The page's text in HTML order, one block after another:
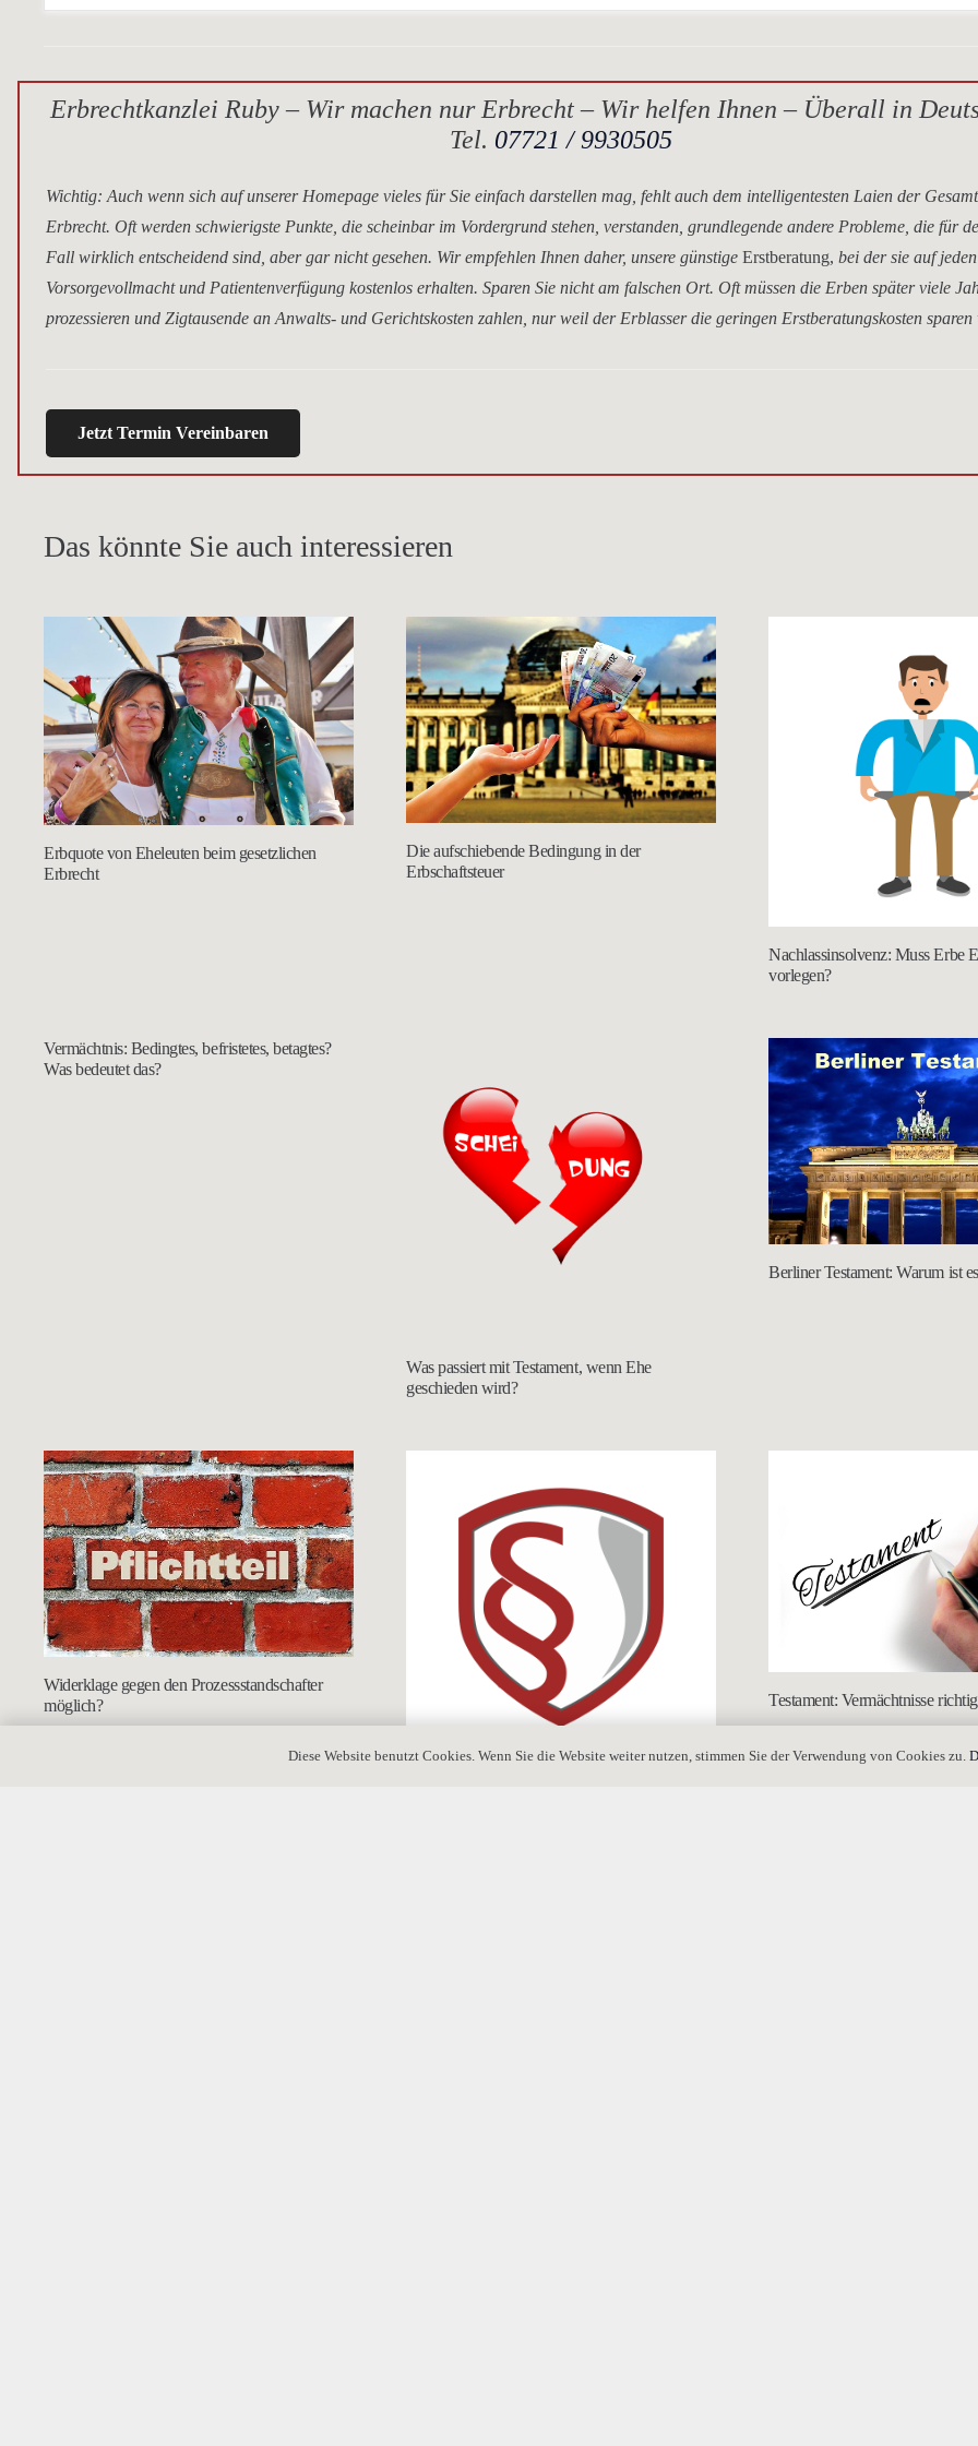
Erbrechtkanzlei Ruby – Wir machen nur Erbrecht – Wir helfen Ihnen – Überall in
Tel. 07721 / 9930505
Wichtig: Auch wenn sich auf unserer Homepage vieles für Sie einfach darstellen mag, fehlt auch dem intelligentesten Laien der
Erbrecht. Oft werden schwierigste Punkte, die scheinbar im Vordergrund stehen, verstanden, grundlegende andere Probleme, die für
Fall wirklich entscheidend sind, aber gar nicht gesehen. Wir empfehlen Ihnen daher, unsere günstige Erstberatung, bei der sie auf
Vorsorgevollmacht und Patientenverfügung kostenlos erhalten. Sparen Sie nicht am falschen Ort. Oft müssen die Erben später viele
prozessieren und Zigtausende an Anwalts- und Gerichtskosten zahlen, nur weil der Erblasser die geringen Erstberatungskosten sparen
Jetzt Termin Vereinbaren
Das könnte Sie auch interessieren
Erbquote von Eheleuten beim gesetzlichen
Erbrecht
Die aufschiebende Bedingung in der
Erbschaftsteuer
Nachlassinsolvenz: Muss Erbe
vorlegen?
Vermächtnis: Bedingtes, befristetes, betagtes?
Was bedeutet das?
Was passiert mit Testament, wenn Ehe
geschieden wird?
Berliner Testament: Warum ist
Widerklage gegen den Prozessstandschafter
möglich?
Testament: Vermächtnisse
Diese Website benutzt Cookies. Wenn Sie die Website weiter nutzen, stimmen Sie der Verwendung von Cookies zu.